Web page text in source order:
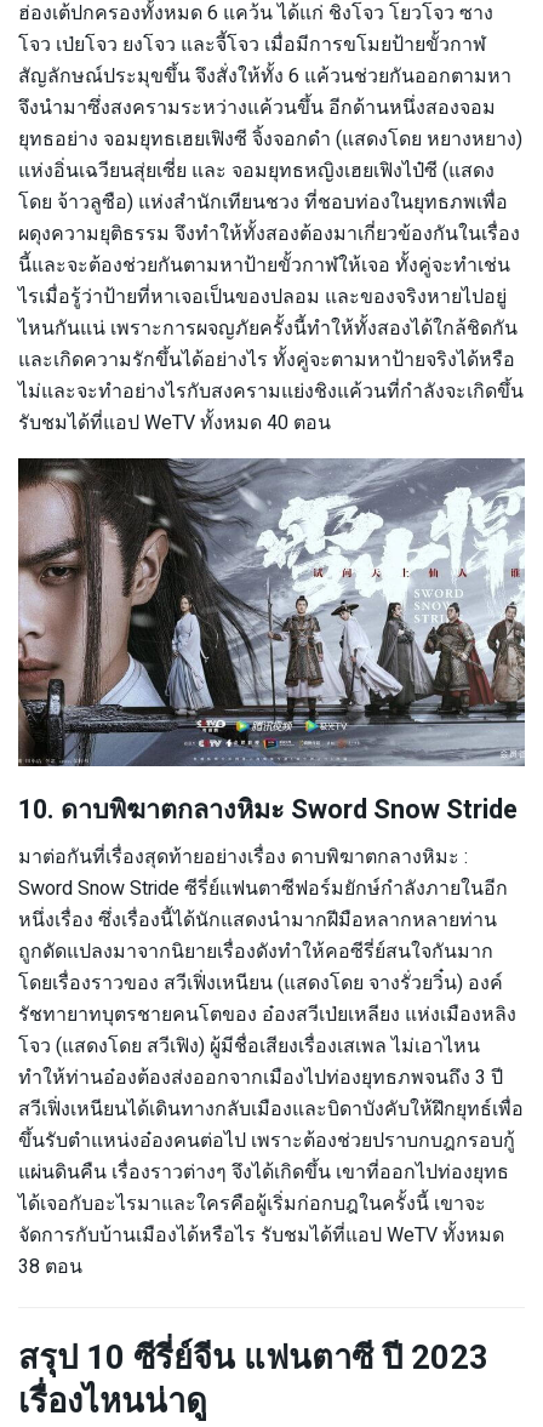
ฮ่องเต้ปกครองทั้งหมด 6 แคว้น ได้แก่ ชิงโจว โยวโจว ซาง
โจว เป่ยโจว ยงโจว และจี้โจว เมื่อมีการขโมยป้ายขั้วกาฬ
สัญลักษณ์ประมุขขึ้น จึงสั่งให้ทั้ง 6 แค้วนช่วยกันออกตามหา
จึงนำมาซึ่งสงครามระหว่างแค้วนขึ้น อีกด้านหนึ่งสองจอม
ยุทธอย่าง จอมยุทธเฮยเฟิงซี จิ้งจอกดำ (แสดงโดย หยางหยาง)
แห่งอิ่นเฉวียนสุ่ยเซี่ย และ จอมยุทธหญิงเฮยเฟิงไป๋ซี (แสดง
โดย จ้าวลูซือ) แห่งสำนักเทียนชวง ที่ชอบท่องในยุทธภพเพื่อ
ผดุงความยุติธรรม จึงทำให้ทั้งสองต้องมาเกี่ยวข้องกันในเรื่อง
นี้และจะต้องช่วยกันตามหาป้ายขั้วกาฬให้เจอ ทั้งคู่จะทำเช่น
ไรเมื่อรู้ว่าป้ายที่หาเจอเป็นของปลอม และของจริงหายไปอยู่
ไหนกันแน่ เพราะการผจญภัยครั้งนี้ทำให้ทั้งสองได้ใกล้ชิดกัน
และเกิดความรักขึ้นได้อย่างไร ทั้งคู่จะตามหาป้ายจริงได้หรือ
ไม่และจะทำอย่างไรกับสงครามแย่งชิงแค้วนที่กำลังจะเกิดขึ้น
รับชมได้ที่แอป WeTV ทั้งหมด 40 ตอน
10. ดาบพิฆาตกลางหิมะ Sword Snow Stride
มาต่อกันที่เรื่องสุดท้ายอย่างเรื่อง ดาบพิฆาตกลางหิมะ :
Sword Snow Stride ซีรี่ย์แฟนตาซีฟอร์มยักษ์กำลังภายในอีก
หนึ่งเรื่อง ซึ่งเรื่องนี้ได้นักแสดงนำมากฝีมือหลากหลายท่าน
ถูกดัดแปลงมาจากนิยายเรื่องดังทำให้คอซีรี่ย์สนใจกันมาก
โดยเรื่องราวของ สวีเฟิ่งเหนียน (แสดงโดย จางรั่วยวิ๋น) องค์
รัชทายาทบุตรชายคนโตของ อ๋องสวีเป่ยเหลียง แห่งเมืองหลิง
โจว (แสดงโดย สวีเฟิง) ผู้มีชื่อเสียงเรื่องเสเพล ไม่เอาไหน
ทำให้ท่านอ๋องต้องส่งออกจากเมืองไปท่องยุทธภพจนถึง 3 ปี
สวีเฟิ่งเหนียนได้เดินทางกลับเมืองและบิดาบังคับให้ฝึกยุทธ์เพื่อ
ขึ้นรับตำแหน่งอ๋องคนต่อไป เพราะต้องช่วยปราบกบฎกรอบกู้
แผ่นดินคืน เรื่องราวต่างๆ จึงได้เกิดขึ้น เขาที่ออกไปท่องยุทธ
ได้เจอกับอะไรมาและใครคือผู้เริ่มก่อกบฎในครั้งนี้ เขาจะ
จัดการกับบ้านเมืองได้หรือไร รับชมได้ที่แอป WeTV ทั้งหมด
38 ตอน
สรุป 10 ซีรี่ย์จีน แฟนตาซี ปี 2023
เรื่องไหนน่าดู